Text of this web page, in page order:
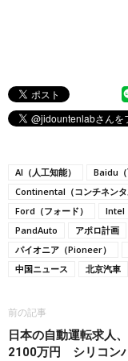
AI（人工知能） Baidu（
Continental（コンチネンタ
Ford（フォード）
Intel
PandAuto
アポロ計画
パイオニア（Pioneer）
中国ニュース
北京汽車
前の記事
日本の自動運転求人
2100万円 シリコン